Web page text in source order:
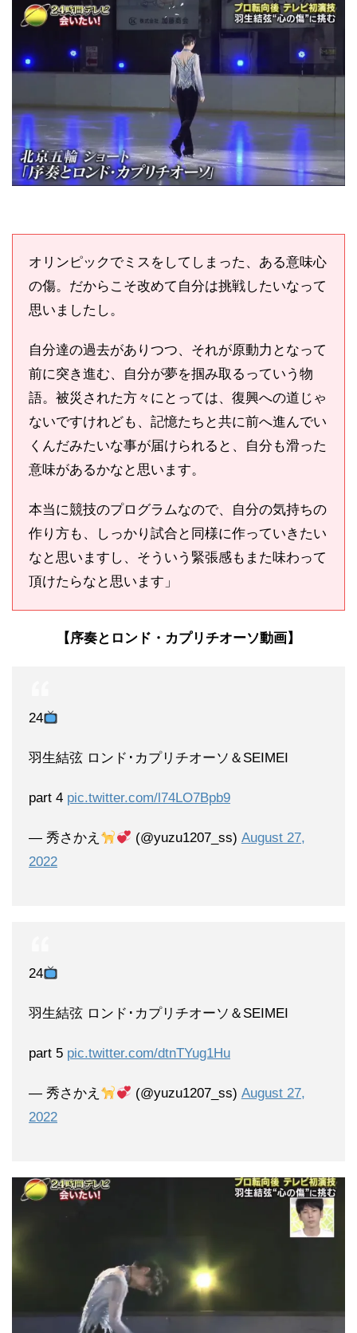
オリンピックでミスをしてしまった、ある意味心
の傷。だからこそ改めて自分は挑戦したいなって
思いましたし。
自分達の過去がありつつ、それが原動力となって
前に突き進む、自分が夢を掴み取るっていう物
語。被災された方々にとっては、復興への道じゃ
ないですけれども、記憶たちと共に前へ進んでい
くんだみたいな事が届けられると、自分も滑った
意味があるかなと思います。
本当に競技のプログラムなので、自分の気持ちの
作り方も、しっかり試合と同様に作っていきたい
なと思いますし、そういう緊張感もまた味わって
頂けたらなと思います」
【序奏とロンド・カプリチオーソ動画】
24
羽生結弦 ロンド･カプリチオーソ＆SEIMEI
part 4 pic.twitter.com/l74LO7Bpb9
— 秀さかえ (@yuzu1207_ss) August 27,
2022
24
羽生結弦 ロンド･カプリチオーソ＆SEIMEI
part 5 pic.twitter.com/dtnTYug1Hu
— 秀さかえ (@yuzu1207_ss) August 27,
2022